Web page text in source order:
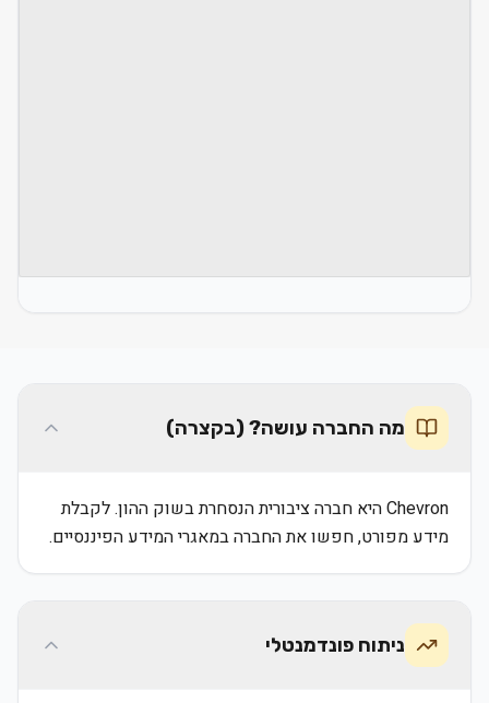
מה החברה עושה? (בקצרה)
Chevron היא חברה ציבורית הנסחרת בשוק ההון. לקבלת
מידע מפורט, חפשו את החברה במאגרי המידע הפיננסיים.
ניתוח פונדמנטלי